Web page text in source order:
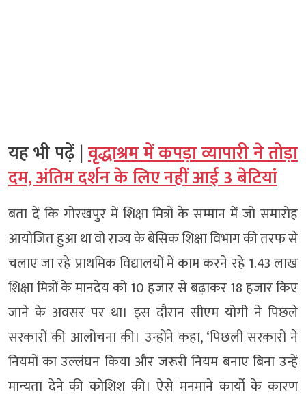
यह भी पढ़ें |वृद्धाश्रम में कपड़ा व्यापारी ने तोड़ा
दम, अंतिम दर्शन के लिए नहीं आई 3 बेटियां
बता दें कि गोरखपुर में शिक्षा मित्रों के सम्मान में जो समारोह
आयोजित हुआ था वो राज्य के बेसिक शिक्षा विभाग की तरफ से
चलाए जा रहे प्राथमिक विद्यालयों में काम करने रहे 1.43 लाख
शिक्षा मित्रों के मानदेय को 10 हजार से बढ़ाकर 18 हजार किए
जाने के अवसर पर था। इस दौरान सीएम योगी ने पिछले
सरकारों की आलोचना की। उन्होंने कहा, ‘पिछली सरकारों ने
नियमों का उल्लंघन किया और जरूरी नियम बनाए बिना उन्हें
मान्यता देने की कोशिश की। ऐसे मनमाने कार्यों के कारण